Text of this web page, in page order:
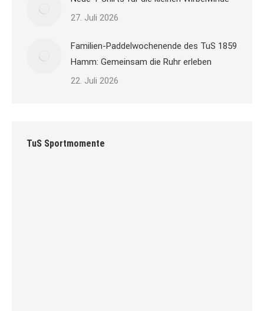
27. Juli 2026
Familien-Paddelwochenende des TuS 1859
Hamm: Gemeinsam die Ruhr erleben
22. Juli 2026
TuS Sportmomente